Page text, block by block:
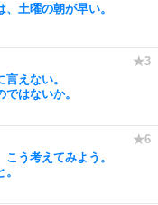
土曜の朝が早い。
えない。
はないか。
う考えてみよう。